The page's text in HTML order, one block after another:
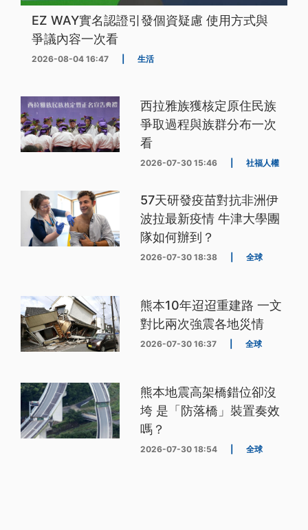
EZ WAY實名認證引發個資疑慮 使用方式與
爭議內容一次看
2026-08-04 16:47 生活
西拉雅族獲核定原住民族
爭取過程與族群分布一次
看
2026-07-30 15:46 社福人權
57天研發疫苗對抗非洲伊
波拉最新疫情 牛津大學團
隊如何辦到？
2026-07-30 18:38 全球
熊本10年迢迢重建路 一文
對比兩次強震各地災情
2026-07-30 16:37 全球
熊本地震高架橋錯位卻沒
垮 是「防落橋」裝置奏效
嗎？
2026-07-30 18:54 全球